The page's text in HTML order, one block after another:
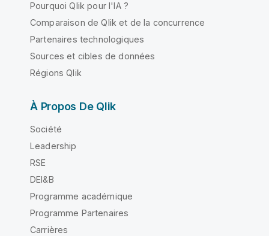
Pourquoi Qlik pour l'IA ?
Comparaison de Qlik et de la concurrence
Partenaires technologiques
Sources et cibles de données
Régions Qlik
À Propos De Qlik
Société
Leadership
RSE
DEI&B
Programme académique
Programme Partenaires
Carrières